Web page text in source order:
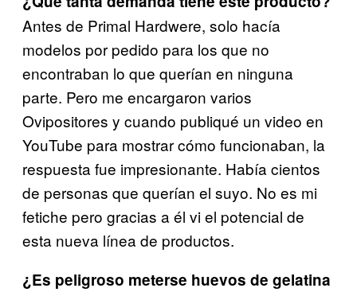
Antes de Primal Hardwere, solo hacía
modelos por pedido para los que no
encontraban lo que querían en ninguna
parte. Pero me encargaron varios
Ovipositores y cuando publiqué un video en
YouTube para mostrar cómo funcionaban, la
respuesta fue impresionante. Había cientos
de personas que querían el suyo. No es mi
fetiche pero gracias a él vi el potencial de
esta nueva línea de productos.
¿Es peligroso meterse huevos de gelatina